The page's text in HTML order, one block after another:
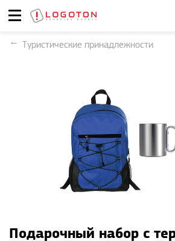
Туристические принадлежности
Подарочный набор с